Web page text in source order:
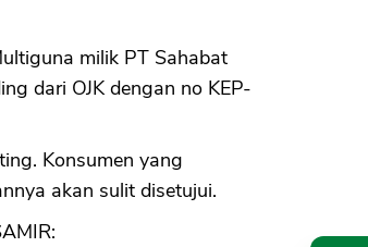
milik PT Sahabat
dari OJK dengan no KEP-
Konsumen yang
akan sulit disetujui.